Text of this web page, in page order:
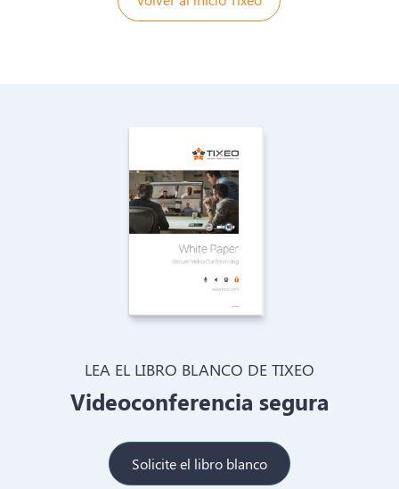
LEA EL LIBRO BLANCO DE TIXEO
Videoconferencia segura
Solicite el libro blanco